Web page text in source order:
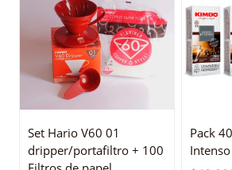
Set Hario V60 01
dripper/portafiltro + 100
Pack